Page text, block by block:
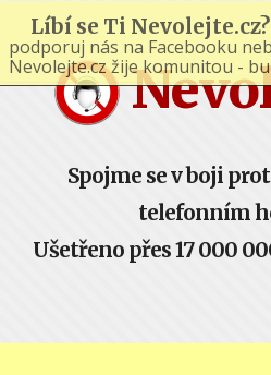
Spojme se v boji
telefonním
Ušetřeno přes 17 000
Líbí se Ti Nevolejte.cz?
podporuj nás na Facebooku
Nevolejte.cz žije komunitou -